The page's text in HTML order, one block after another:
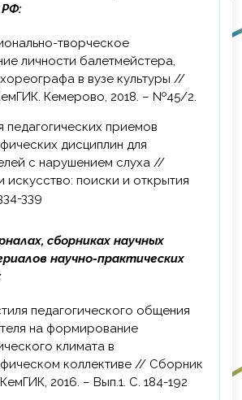
РФ:
личности балетмейстера,
в вузе культуры //
Кемерово, 2018. – №45/2.
дисциплин для
с нарушением слуха //
искусство: поиски и открытия
339
сборниках научных
научно-практических
на формирование
климата в
коллективе // Сборник
2016. – Вып.1. C. 184-192